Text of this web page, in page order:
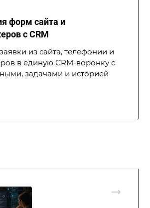
форм сайта и
с CRM
из сайта, телефонии и
в единую CRM-воронку с
задачами и историей